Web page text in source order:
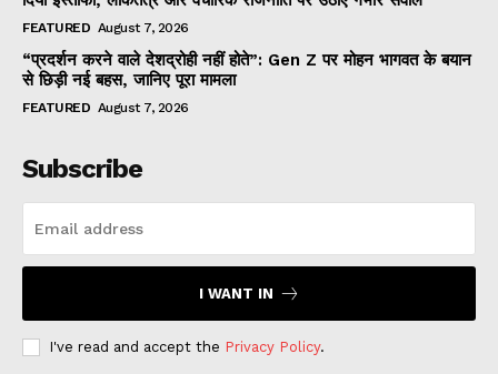
FEATURED August 7, 2026
“प्रदर्शन करने वाले देशद्रोही नहीं होते”: Gen Z पर मोहन भागवत के बयान
से छिड़ी नई बहस, जानिए पूरा मामला
FEATURED August 7, 2026
Subscribe
I WANT IN
I've read and accept the Privacy Policy.